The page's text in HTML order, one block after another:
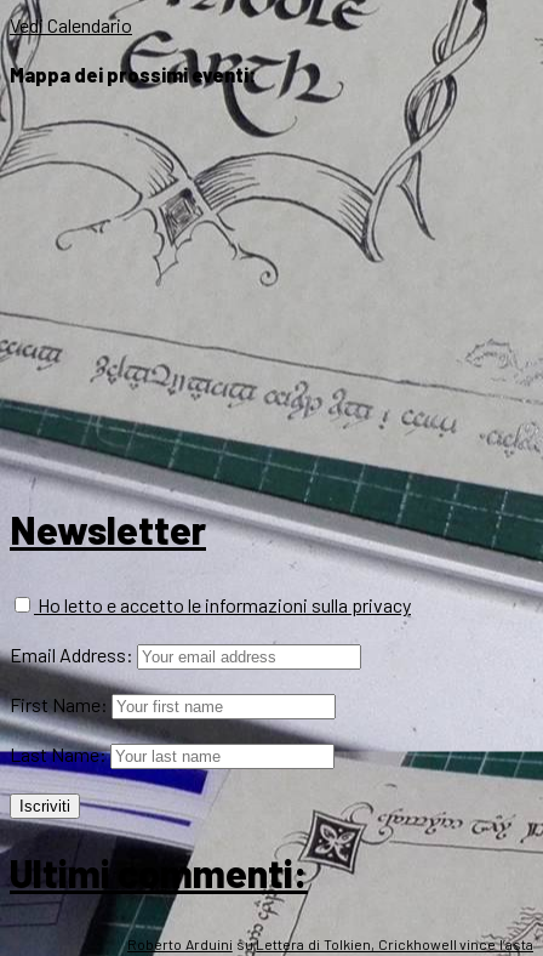
Vedi Calendario
Mappa dei prossimi eventi:
Newsletter
Ho letto e accetto le informazioni sulla privacy
Email Address:
First Name:
Last Name:
Ultimi commenti:
Roberto Arduini suLettera di Tolkien, Crickhowell vince l’asta